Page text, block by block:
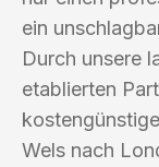
ein
Durch unsere
etablierten
Wels nach